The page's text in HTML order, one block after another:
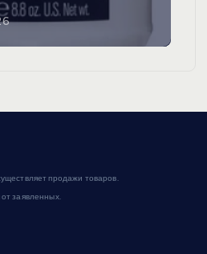
продажи товаров.
заявленных.